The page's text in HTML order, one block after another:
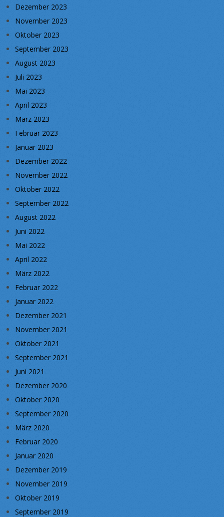
Dezember 2023
November 2023
Oktober 2023
September 2023
August 2023
Juli 2023
Mai 2023
April 2023
März 2023
Februar 2023
Januar 2023
Dezember 2022
November 2022
Oktober 2022
September 2022
August 2022
Juni 2022
Mai 2022
April 2022
März 2022
Februar 2022
Januar 2022
Dezember 2021
November 2021
Oktober 2021
September 2021
Juni 2021
Dezember 2020
Oktober 2020
September 2020
März 2020
Februar 2020
Januar 2020
Dezember 2019
November 2019
Oktober 2019
September 2019